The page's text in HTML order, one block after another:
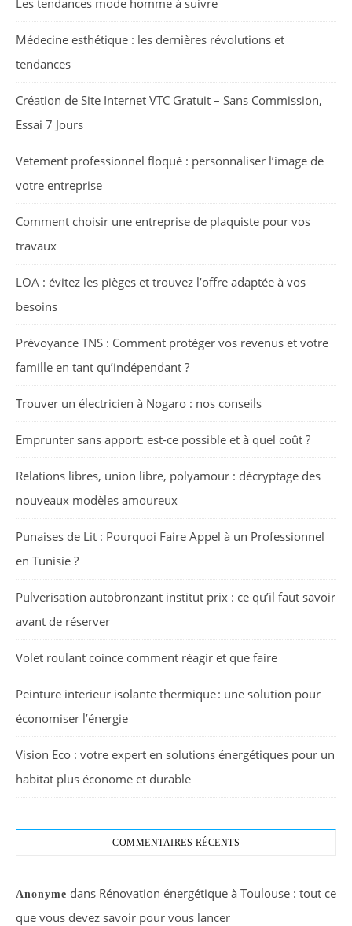
Médecine esthétique : les dernières révolutions et
tendances
Création de Site Internet VTC Gratuit – Sans Commission,
Essai 7 Jours
Vetement professionnel floqué : personnaliser l’image de
votre entreprise
Comment choisir une entreprise de plaquiste pour vos
travaux
LOA : évitez les pièges et trouvez l’offre adaptée à vos
besoins
Prévoyance TNS : Comment protéger vos revenus et votre
famille en tant qu’indépendant ?
Trouver un électricien à Nogaro : nos conseils
Emprunter sans apport: est-ce possible et à quel coût ?
Relations libres, union libre, polyamour : décryptage des
nouveaux modèles amoureux
Punaises de Lit : Pourquoi Faire Appel à un Professionnel
en Tunisie ?
Pulverisation autobronzant institut prix : ce qu’il faut savoir
avant de réserver
Volet roulant coince comment réagir et que faire
Peinture interieur isolante thermique : une solution pour
économiser l’énergie
Vision Eco : votre expert en solutions énergétiques pour un
habitat plus économe et durable
COMMENTAIRES RÉCENTS
Anonyme dans Rénovation énergétique à Toulouse : tout ce
que vous devez savoir pour vous lancer